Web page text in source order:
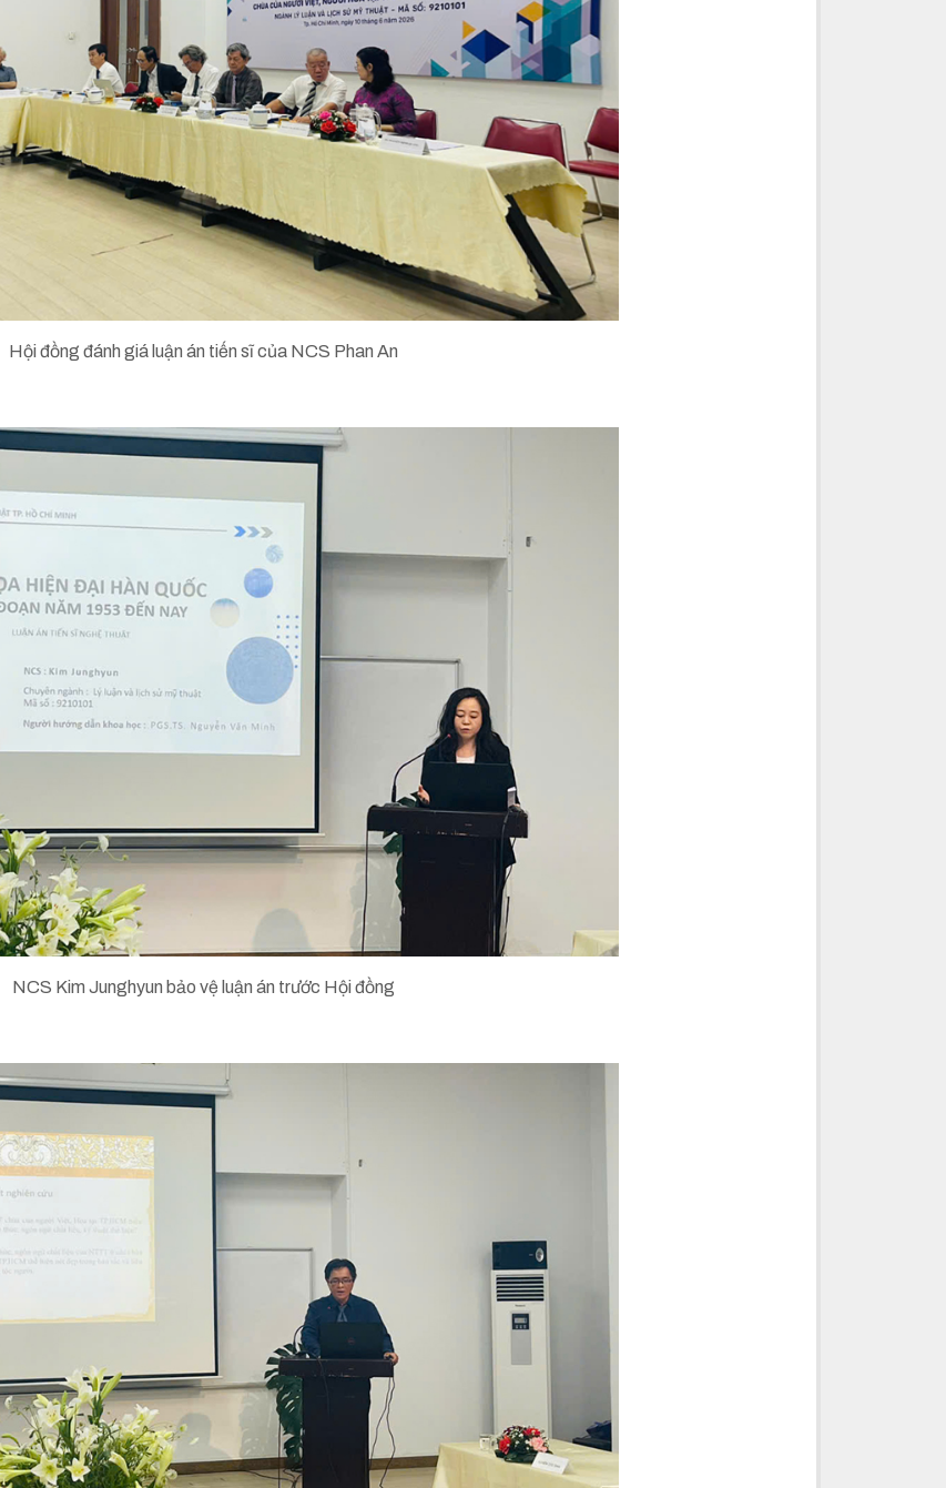
Hội đồng đánh giá luận án tiến sĩ của NCS Phan An
NCS Kim Junghyun bảo vệ luận án trước Hội đồng